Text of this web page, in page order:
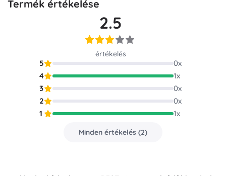
Termék értékelése
2.5
értékelés
5 0x
4
1x
3
0x
2
0x
1
1x
Minden értékelés (2)